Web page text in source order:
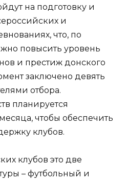
на подготовку и
и
что, по
повысить уровень
и престиж донского
заключено девять
отбора.
планируется
чтобы обеспечить
клубов.
клубов это две
– футбольный и